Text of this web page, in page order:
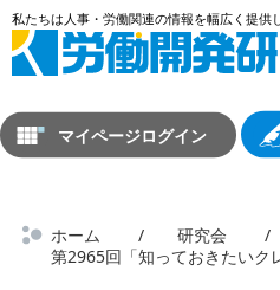
マイページログイン
ホーム 研究会
第2965回「知っておきたいク